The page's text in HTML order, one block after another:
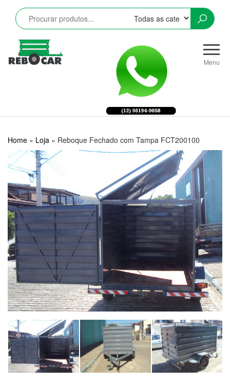
Rebocar
Menu
Home » Loja » Reboque Fechado com Tampa FCT200100